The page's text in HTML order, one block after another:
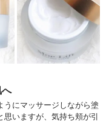
うにマッサージしながら塗
いますが、気持ち頬が引